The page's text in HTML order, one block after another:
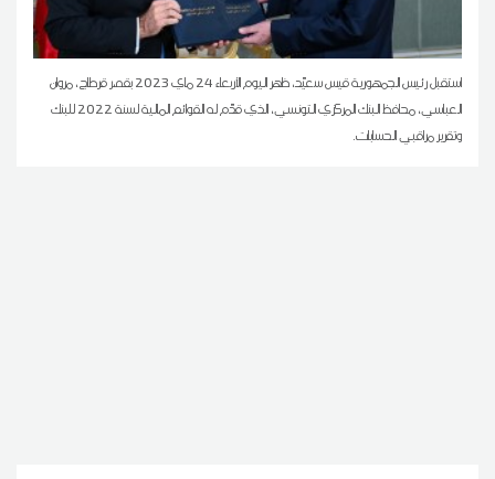
استقبل رئيس الجمهورية قيس سعيّد، ظهر اليوم الأربعاء 24 ماي 2023 بقصر قرطاج، مروان
العباسي، محافظ البنك المركزي التونسي، الذي قدّم له القوائم المالية لسنة 2022 للبنك
وتقرير مراقبي الحسابات.